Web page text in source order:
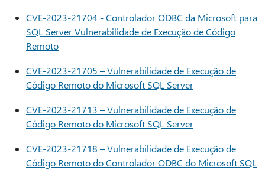
CVE-2023-21704 - Controlador ODBC da Microsoft para
SQL Server Vulnerabilidade de Execução de Código
Remoto
CVE-2023-21705 – Vulnerabilidade de Execução de
Código Remoto do Microsoft SQL Server
CVE-2023-21713 – Vulnerabilidade de Execução de
Código Remoto do Microsoft SQL Server
CVE-2023-21718 – Vulnerabilidade de Execução de
Código Remoto do Controlador ODBC do Microsoft SQL